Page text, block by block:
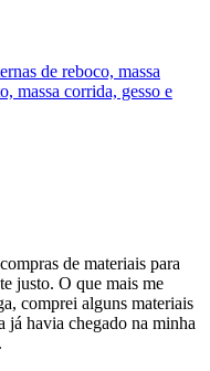
de reboco, massa
massa corrida, gesso e
de materiais para
justo. O que mais me
comprei alguns materiais
já havia chegado na minha